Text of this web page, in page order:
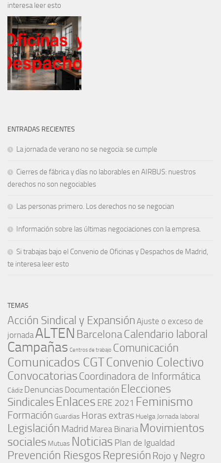
interesa leer esto
ENTRADAS RECIENTES
La jornada de verano no se negocia: se cumple
Cierres de fábrica y días no laborables en AIRBUS: nuestros
derechos no son negociables
Las personas primero. Los derechos no se negocian
Información sobre las últimas negociaciones con la empresa.
Si trabajas bajo el Convenio de Oficinas y Despachos de Madrid,
te interesa leer esto
TEMAS
Acción Sindical y Expansión Ajuste o exceso de
jornada ALTEN BarcelonaCalendario laboral
Campañas Centros de trabajo Comunicación
Comunicados CGTConvenio Colectivo
Convocatorias Coordinadora de Informática
Cádiz Denuncias Documentación Elecciones
Sindicales Enlaces ERE 2021 Feminismo
Formación Guardias Horas extras Huelga Jornada laboral
Legislación Madrid Marea Binaria Movimientos
sociales Mutuas Noticias Plan de Igualdad
Prevención Riesgos Represión Rojo y Negro